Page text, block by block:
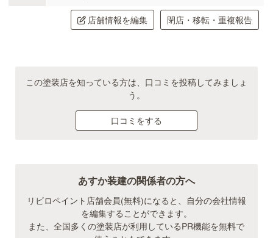
店舗情報を編集 閉店・移転・重複報告
この塗装店を知っている方は、口コミを投稿してみましょ
う。
口コミをする
あすか装建の関係者の方へ
リビロペイント店舗会員(無料)になると、自分の会社情報
を編集することができます。
また、全国多くの塗装店が利用しているPR機能を無料で